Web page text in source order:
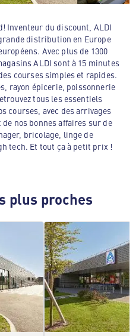
Inventeur du discount, ALDI
distribution en Europe
Avec plus de 1300
ALDI sont à 15 minutes
courses simples et rapides.
rayon épicerie, poissonnerie
tous les essentiels
courses, avec des arrivages
nos bonnes affaires sur de
bricolage, linge de
tech. Et tout ça à petit prix !
plus proches